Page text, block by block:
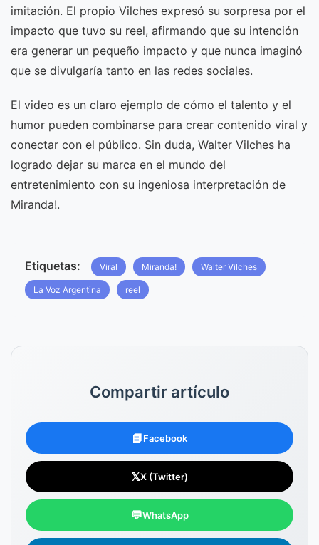
imitación. El propio Vilches expresó su sorpresa por el
impacto que tuvo su reel, afirmando que su intención
era generar un pequeño impacto y que nunca imaginó
que se divulgaría tanto en las redes sociales.
El video es un claro ejemplo de cómo el talento y el
humor pueden combinarse para crear contenido viral y
conectar con el público. Sin duda, Walter Vilches ha
logrado dejar su marca en el mundo del
entretenimiento con su ingeniosa interpretación de
Miranda!.
Etiquetas: Viral Miranda! Walter Vilches
La Voz Argentina reel
Compartir artículo
📘Facebook
𝕏X (Twitter)
💬WhatsApp